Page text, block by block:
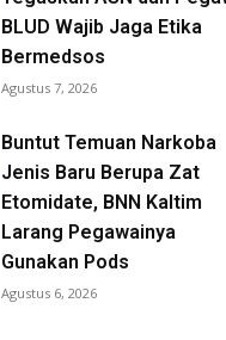
BLUD Wajib Jaga Etika
Bermedsos
Agustus 7, 2026
Buntut Temuan Narkoba
Jenis Baru Berupa Zat
Etomidate, BNN Kaltim
Larang Pegawainya
Gunakan Pods
Agustus 6, 2026